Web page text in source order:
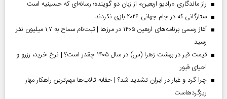
راز ماندگاری «رادیو اربعین» از زبان دو گوینده؛ رسانه‌ای که حسینیه است
ستارگانی که در جام جهانی ۲۰۲۶ بازی نکردند
آغاز رسمی برنامه‌های اربعین ۱۴۰۵ در مرز‌ها | ثبت‌نام سماح به ۱.۷ میلیون نفر
رسید
قیمت قبر در بهشت زهرا (س) در سال ۱۴۰۵ چقدر است؟ | نرخ خرید، رزرو و
احیای قبور
چرا گرد و غبار در ایران تشدید شد؟ | حقابه تالاب‌ها مهم‌ترین راهکار مهار
ریزگردهاست